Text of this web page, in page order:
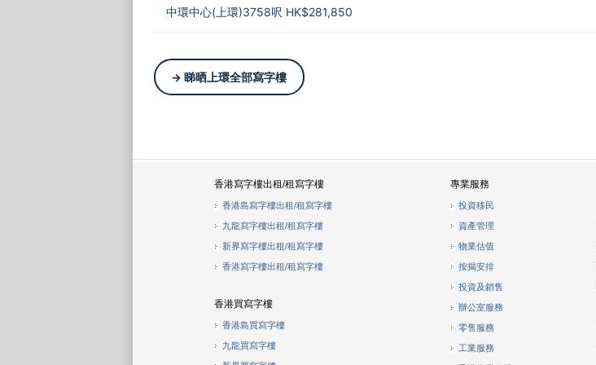
中環中心(上環)3758呎 HK$281,850
→ 睇晒上環全部寫字樓
香港寫字樓出租/租寫字樓
香港島寫字樓出租/租寫字樓
九龍寫字樓出租/租寫字樓
新界寫字樓出租/租寫字樓
香港寫字樓出租/租寫字樓
香港買寫字樓
香港島買寫字樓
九龍買寫字樓
專業服務
投資移民
資產管理
物業估值
按揭安排
投資及銷售
辦公室服務
零售服務
工業服務